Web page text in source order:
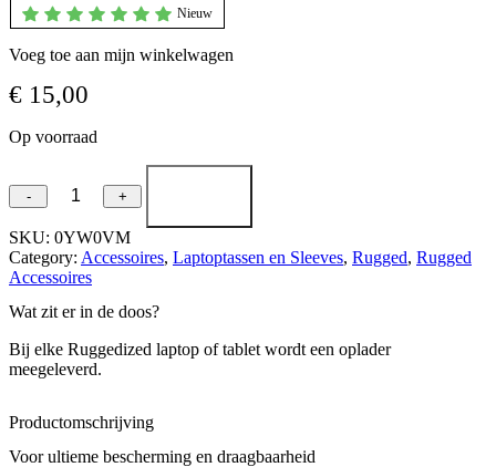
Nieuw
Voeg toe aan mijn winkelwagen
€ 15,00
Op voorraad
Dell
Universal
Notebook
Laptop
Bag
Strap
(Rugged)
aantal
- +
SKU: 0YW0VM
Category: Accessoires, Laptoptassen en Sleeves, Rugged, Rugged
Accessoires
Wat zit er in de doos?
Bij elke Ruggedized laptop of tablet wordt een oplader
meegeleverd.
Productomschrijving
Voor ultieme bescherming en draagbaarheid